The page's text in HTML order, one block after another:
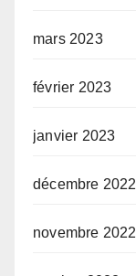
mars 2023
février 2023
janvier 2023
décembre 2022
novembre 2022